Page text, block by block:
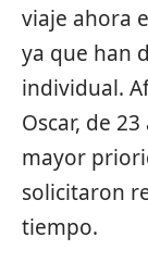
viaje ahora
ya que han
individual.
Oscar, de
mayor
solicitaron
tiempo.